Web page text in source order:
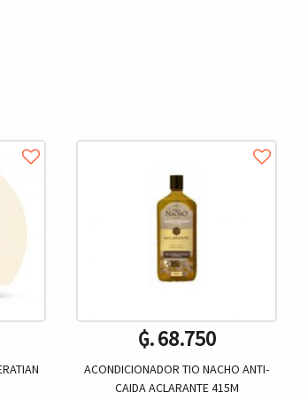
₲. 68.750
ACONDICIONADOR TIO NACHO ANTI-
CAIDA ACLARANTE 415M